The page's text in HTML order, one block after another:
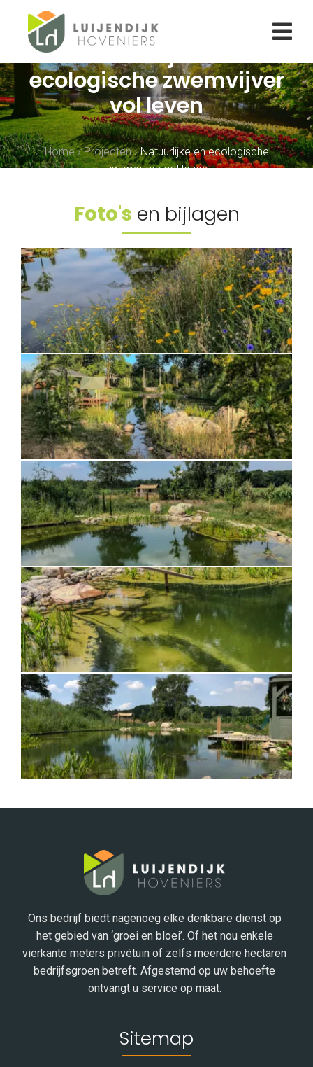
Natuurlijke en
ecologische zwemvijver
vol leven
Home›Projecten›Natuurlijke en ecologische
zwemvijver vol leven
Foto's en bijlagen
Ons bedrijf biedt nagenoeg elke denkbare dienst op
het gebied van ‘groei en bloei’. Of het nou enkele
vierkante meters privétuin of zelfs meerdere hectaren
bedrijfsgroen betreft. Afgestemd op uw behoefte
ontvangt u service op maat.
Sitemap